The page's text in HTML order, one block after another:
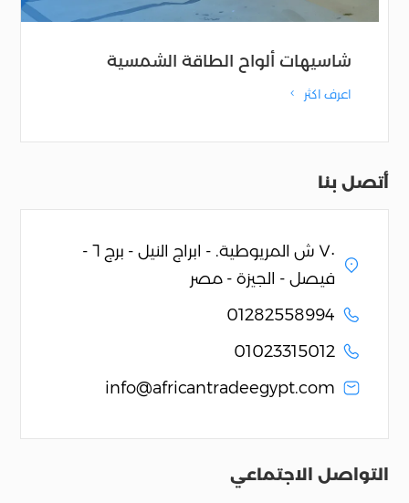
شاسيهات ألواح الطاقة الشمسية
اعرف اكثر 4
أتصل بنا
٧٠ ش المريوطية. - ابراج النيل - برج ٦ -
فيصل - الجيزة - مصر
01282558994
01023315012
info@africantradeegypt.com
التواصل الاجتماعي